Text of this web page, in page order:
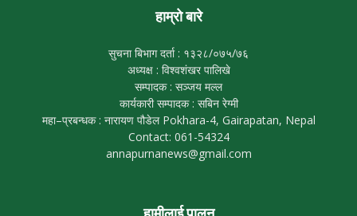
हाम्रो बारे
सुचना बिभाग दर्ता : १३२८/०७५/७६
अध्यक्ष : विश्वशंखर पालिखे
सम्पादक : सञ्जय मल्ल
कार्यकारी सम्पादक : सबिन रेग्मी
महा–प्रबन्धक : नारायण पौडेल Pokhara-4, Gairapatan, Nepal
Contact: 061-54324
annapurnanews@gmail.com